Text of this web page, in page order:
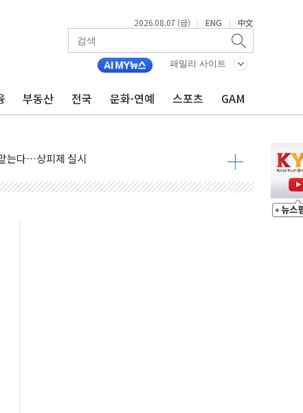
2026.08.07 (금) | ENG | 中文
패밀리 사이트
부동산 전국 문화·연예 스포츠 GAM
동시 공격… 위기 고조되는 또 다른 중동 화약고
특별식으로 여름나기 [뉴스핌 줌인]
지분 일부 매각
최소 7명 사망
동산 세제안에 與 내부서 '총선·대선 직격탄' 우려
울렛' 건립 '본궤도'
두른 30대 세입자…경찰, 현행범 체포
무구조 개편"
보장…폭염기 신속 보상 강화